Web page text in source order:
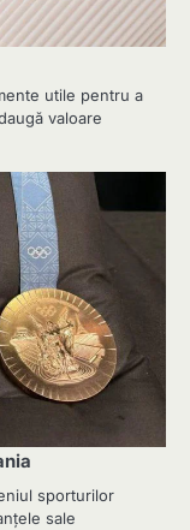
utile pentru a
valoare
sporturilor
sale